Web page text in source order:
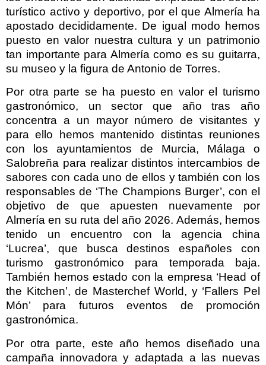
turístico activo y deportivo, por el que Almería ha
apostado decididamente. De igual modo hemos
puesto en valor nuestra cultura y un patrimonio
tan importante para Almería como es su guitarra,
su museo y la figura de Antonio de Torres.
Por otra parte se ha puesto en valor el turismo
gastronómico, un sector que año tras año
concentra a un mayor número de visitantes y
para ello hemos mantenido distintas reuniones
con los ayuntamientos de Murcia, Málaga o
Salobreña para realizar distintos intercambios de
sabores con cada uno de ellos y también con los
responsables de ‘The Champions Burger’, con el
objetivo de que apuesten nuevamente por
Almería en su ruta del año 2026. Además, hemos
tenido un encuentro con la agencia china
‘Lucrea’, que busca destinos españoles con
turismo gastronómico para temporada baja.
También hemos estado con la empresa ‘Head of
the Kitchen’, de Masterchef World, y ‘Fallers Pel
Món’ para futuros eventos de promoción
gastronómica.
Por otra parte, este año hemos diseñado una
campaña innovadora y adaptada a las nuevas